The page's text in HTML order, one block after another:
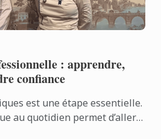
: apprendre,
confiance
est une étape essentielle.
au quotidien permet d’aller